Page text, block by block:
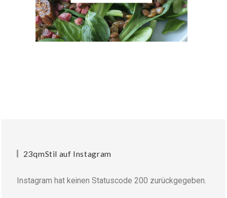
23qmStil auf Instagram
Instagram hat keinen Statuscode 200 zurückgegeben.